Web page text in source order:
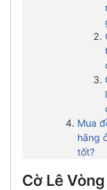
Mua
hãng
tốt?
Cờ Lê